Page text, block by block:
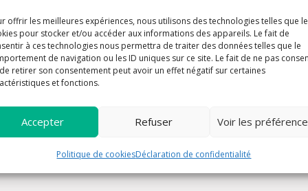
offrir les meilleures expériences, nous utilisons des technologies telles que
pour stocker et/ou accéder aux informations des appareils. Le fait de
à ces technologies nous permettra de traiter des données telles que le
de navigation ou les ID uniques sur ce site. Le fait de ne pas
retirer son consentement peut avoir un effet négatif sur certaines
et fonctions.
Accepter Refuser Voir les
Politique de cookiesDéclaration de confidentialité
Messe de semaine